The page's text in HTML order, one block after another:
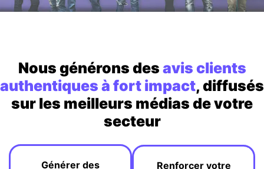
Nous générons des avis clients
authentiques à fort impact, diffusés
sur les meilleurs médias de votre
secteur
Générer des
Renforcer votre